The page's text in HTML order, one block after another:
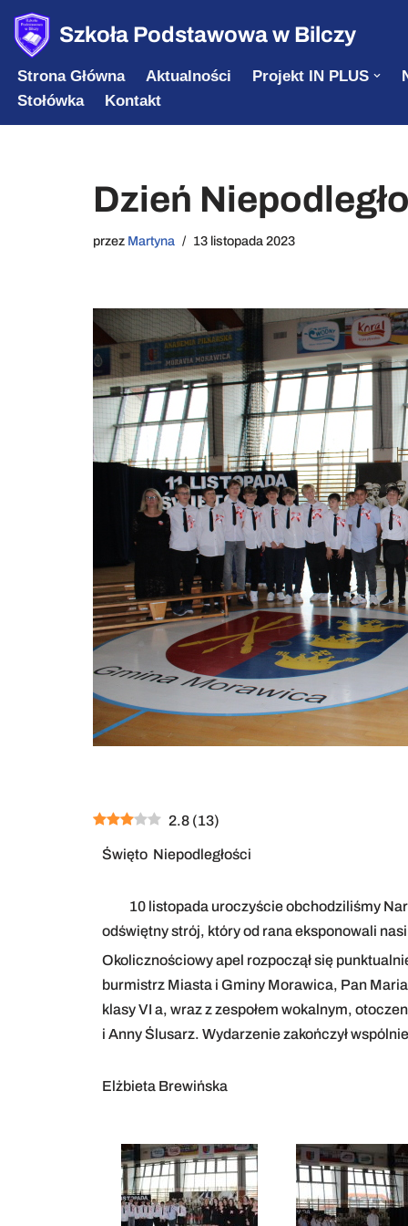
Przejdź
do
treści
Szkoła Podstawowa w Bilczy
Strona Główna Aktualności Projekt IN PLUS
Stołówka
Kontakt
Dzień
przez Martyna 13 listopada 2023
2.8 (13)
Święto Niepodległości
10 listopada uroczyście obchodziliśmy
odświętny strój, który od rana eksponowali
Okolicznościowy apel rozpoczął się
burmistrz Miasta i Gminy Morawica, Pan
klasy VI a, wraz z zespołem wokalnym,
i Anny Ślusarz. Wydarzenie zakończył
Elżbieta Brewińska